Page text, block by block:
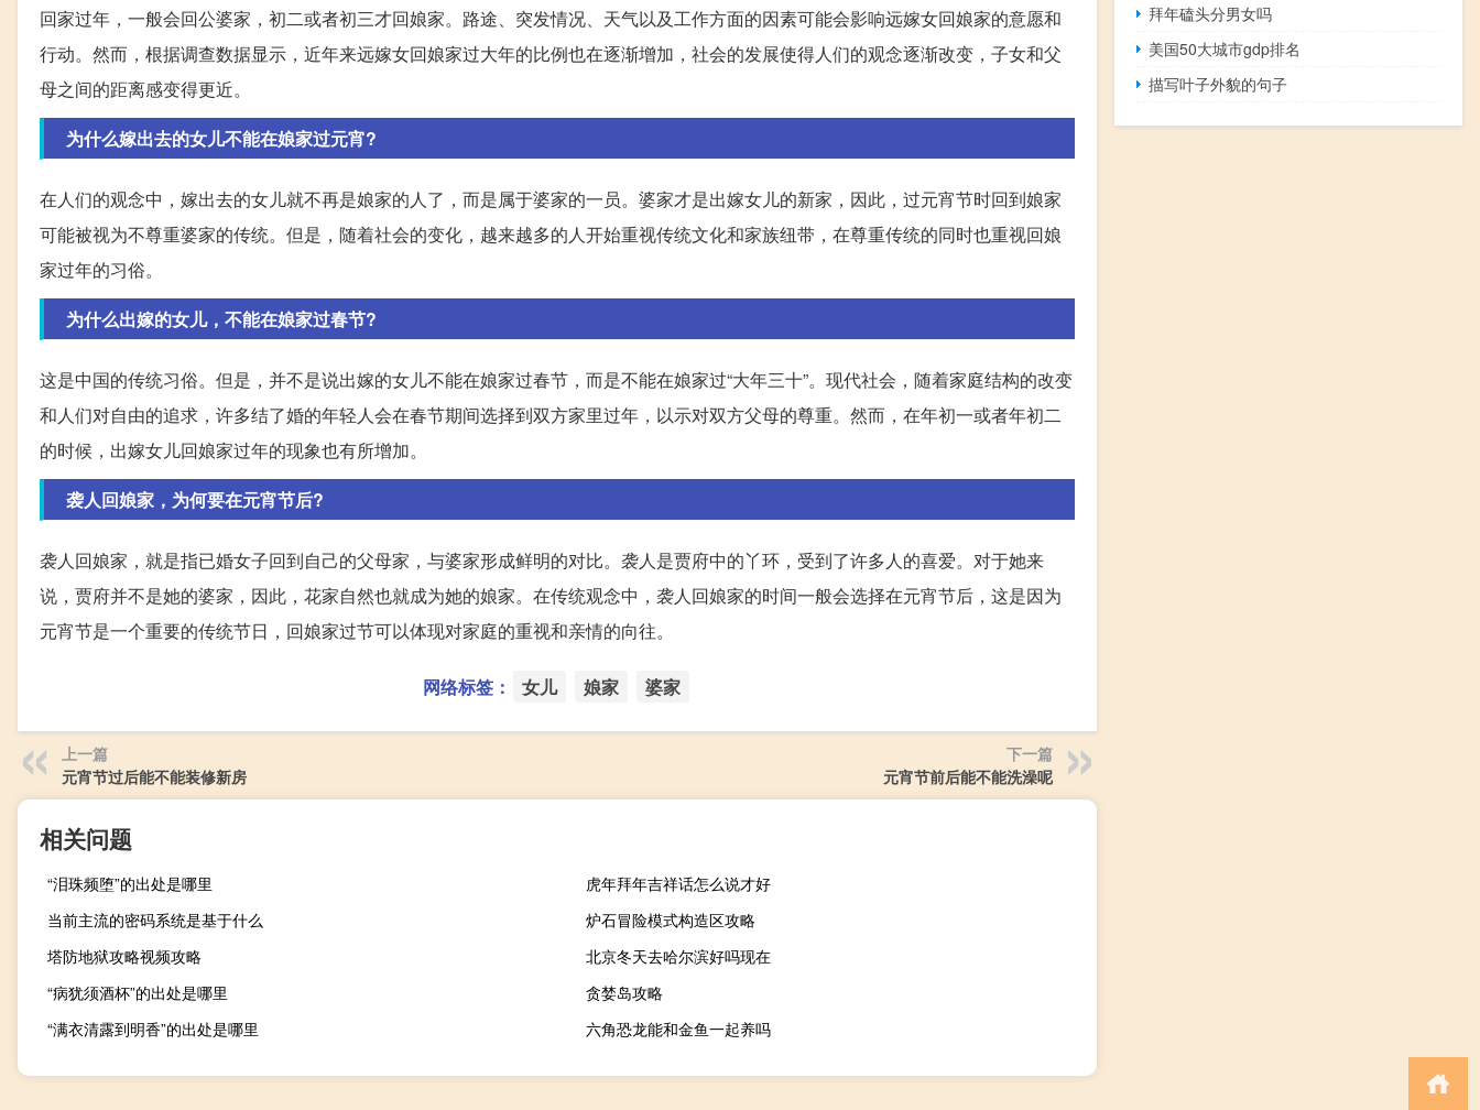
回家过年，一般会回公婆家，初二或者初三才回娘家。路途、突发情况、天气以及工作方面的因素可能会影响远嫁女回娘家的意愿和
行动。然而，根据调查数据显示，近年来远嫁女回娘家过大年的比例也在逐渐增加，社会的发展使得人们的观念逐渐改变，子女和父
母之间的距离感变得更近。
为什么嫁出去的女儿不能在娘家过元宵?
在人们的观念中，嫁出去的女儿就不再是娘家的人了，而是属于婆家的一员。婆家才是出嫁女儿的新家，因此，过元宵节时回到娘家
可能被视为不尊重婆家的传统。但是，随着社会的变化，越来越多的人开始重视传统文化和家族纽带，在尊重传统的同时也重视回娘
家过年的习俗。
为什么出嫁的女儿，不能在娘家过春节?
这是中国的传统习俗。但是，并不是说出嫁的女儿不能在娘家过春节，而是不能在娘家过“大年三十”。现代社会，随着家庭结构的改变
和人们对自由的追求，许多结了婚的年轻人会在春节期间选择到双方家里过年，以示对双方父母的尊重。然而，在年初一或者年初二
的时候，出嫁女儿回娘家过年的现象也有所增加。
袭人回娘家，为何要在元宵节后?
袭人回娘家，就是指已婚女子回到自己的父母家，与婆家形成鲜明的对比。袭人是贾府中的丫环，受到了许多人的喜爱。对于她来
说，贾府并不是她的婆家，因此，花家自然也就成为她的娘家。在传统观念中，袭人回娘家的时间一般会选择在元宵节后，这是因为
元宵节是一个重要的传统节日，回娘家过节可以体现对家庭的重视和亲情的向往。
网络标签： 女儿 娘家 婆家
上一篇
元宵节过后能不能装修新房
下一篇
元宵节前后能不能洗澡呢
相关问题
“泪珠频堕”的出处是哪里
虎年拜年吉祥话怎么说才好
当前主流的密码系统是基于什么
炉石冒险模式构造区攻略
塔防地狱攻略视频攻略
北京冬天去哈尔滨好吗现在
“病犹须酒杯”的出处是哪里
贪婪岛攻略
“满衣清露到明香”的出处是哪里
六角恐龙能和金鱼一起养吗
拜年磕头分男女吗
美国50大城市gdp排名
描写叶子外貌的句子